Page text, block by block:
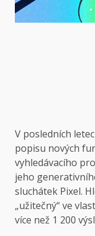
V posledních
popisu nových
vyhledávacího
jeho
sluchátek Pixel.
„užitečný“ ve
více než 1 200